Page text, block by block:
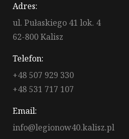
Adres:
ul. Pułaskiego 41 lok. 4
62-800 Kalisz
Telefon:
+48 507 929 330
+48 531 717 107
Email:
info@legionow40.kalisz.pl